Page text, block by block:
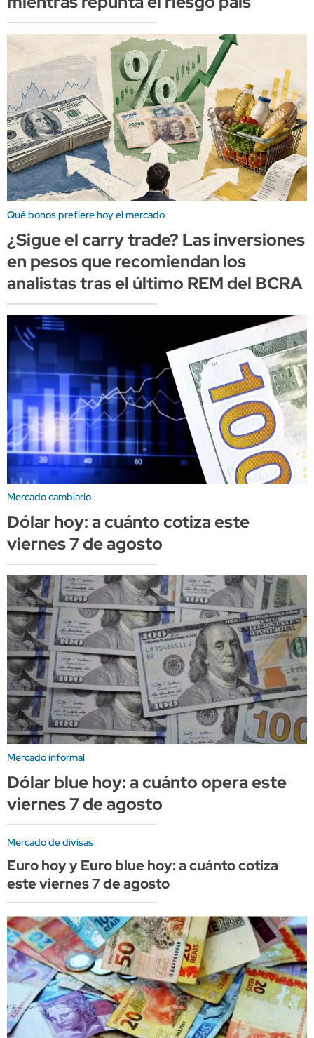
Qué bonos prefiere hoy el mercado
¿Sigue el carry trade? Las inversiones
en pesos que recomiendan los
analistas tras el último REM del BCRA
Mercado cambiario
Dólar hoy: a cuánto cotiza este
viernes 7 de agosto
Mercado informal
Dólar blue hoy: a cuánto opera este
viernes 7 de agosto
Mercado de divisas
Euro hoy y Euro blue hoy: a cuánto cotiza
este viernes 7 de agosto